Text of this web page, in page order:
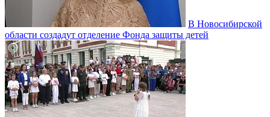
В Новосибирской
области создадут отделение Фонда защиты детей